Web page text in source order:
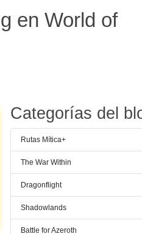
en World of
Categorías del
Rutas Mítica+
The War Within
Dragonflight
Shadowlands
Battle for Azeroth